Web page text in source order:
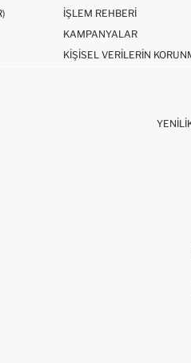
İŞLEM REHBERI
KAMPANYALAR
KIŞISEL VERILERIN